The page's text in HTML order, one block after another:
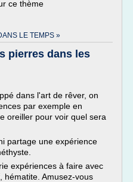
ce thème
LE TEMPS »
pierres dans les
dans l'art de rêver, on
par exemple en
oreiller pour voir quel sera
partage une expérience
expériences à faire avec
hématite. Amusez-vous